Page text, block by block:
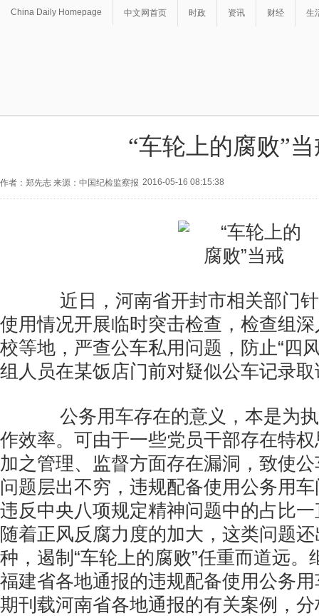
China Daily Homepage 中文网首页 时政 资讯 财经 生
“车轮上的腐败”
作者：郑先志 来源：中国纪检监察报 2016-05-16 08:15:38
近日，河南省开封市相关部门针
使用情况开展临时突击检查，检查组
校等地，严查公车私用问题，防止“四
组人员在某饭店门前对疑似公车记录
公务用车存在的意义，本是为执
作效率。可由于一些党员干部存在特
加之管理、监督方面存在漏洞，致使
问题层出不穷，违规配备使用公务用
违反中央八项规定精神问题中的占比
随着正风反腐力度的加大，这类问题
种，遏制“车轮上的腐败”任重而道远。
福建省各地通报的违规配备使用公务
期刊载河南省各地通报的有关案例，